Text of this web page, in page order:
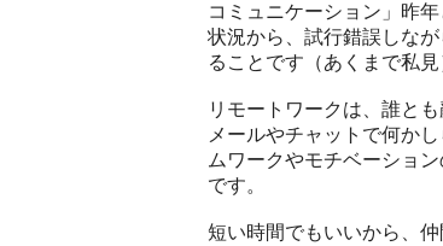
コミュニケーション」昨
状況から、試行錯誤しな
ることです（あくまで私見
リモートワークは、誰と
メールやチャットで何か
ムワークやモチベーショ
です。
短い時間でもいいから、